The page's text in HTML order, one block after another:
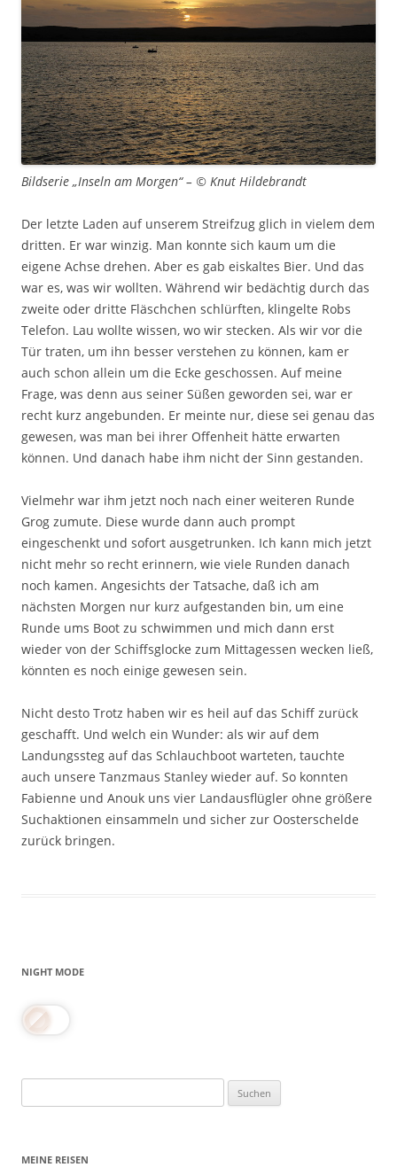
Bildserie „Inseln am Morgen“ – © Knut Hildebrandt
Der letzte Laden auf unserem Streifzug glich in vielem dem
dritten. Er war winzig. Man konnte sich kaum um die
eigene Achse drehen. Aber es gab eiskaltes Bier. Und das
war es, was wir wollten. Während wir bedächtig durch das
zweite oder dritte Fläschchen schlürften, klingelte Robs
Telefon. Lau wollte wissen, wo wir stecken. Als wir vor die
Tür traten, um ihn besser verstehen zu können, kam er
auch schon allein um die Ecke geschossen. Auf meine
Frage, was denn aus seiner Süßen geworden sei, war er
recht kurz angebunden. Er meinte nur, diese sei genau das
gewesen, was man bei ihrer Offenheit hätte erwarten
können. Und danach habe ihm nicht der Sinn gestanden.
Vielmehr war ihm jetzt noch nach einer weiteren Runde
Grog zumute. Diese wurde dann auch prompt
eingeschenkt und sofort ausgetrunken. Ich kann mich jetzt
nicht mehr so recht erinnern, wie viele Runden danach
noch kamen. Angesichts der Tatsache, daß ich am
nächsten Morgen nur kurz aufgestanden bin, um eine
Runde ums Boot zu schwimmen und mich dann erst
wieder von der Schiffsglocke zum Mittagessen wecken ließ,
könnten es noch einige gewesen sein.
Nicht desto Trotz haben wir es heil auf das Schiff zurück
geschafft. Und welch ein Wunder: als wir auf dem
Landungssteg auf das Schlauchboot warteten, tauchte
auch unsere Tanzmaus Stanley wieder auf. So konnten
Fabienne und Anouk uns vier Landausflügler ohne größere
Suchaktionen einsammeln und sicher zur Oosterschelde
zurück bringen.
NIGHT MODE
nach:
MEINE REISEN